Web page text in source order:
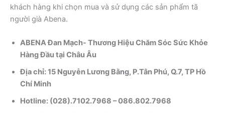
khách hàng khi chọn mua và sử dụng các sản phẩm tã
người già Abena.
ABENA Đan Mạch- Thương Hiệu Chăm Sóc Sức Khỏe
Hàng Đầu tại Châu Âu ​
Địa chỉ: 15 Nguyễn Lương Bằng, P.Tân Phú, Q.7, TP Hồ
Chí Minh ​
Hotline: (028).7102.7968 – 086.802.7968 ​